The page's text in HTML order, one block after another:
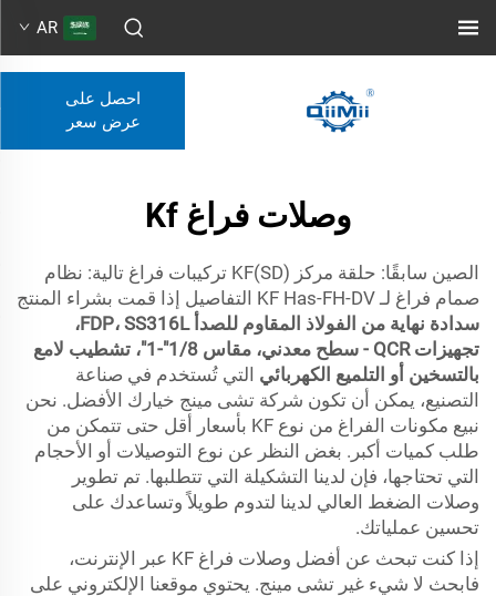
AR
احصل على
عرض سعر
وصلات فراغ Kf
الصين سابقًا: حلقة مركز KF(SD) تركيبات فراغ تالية: نظام
صمام فراغ لـ KF Has-FH-DV التفاصيل إذا قمت بشراء المنتج
سدادة نهاية من الفولاذ المقاوم للصدأ FDP، SS316L،
تجهيزات QCR - سطح معدني، مقاس 1/8"-1"، تشطيب لامع
بالتسخين أو التلميع الكهربائي التي تُستخدم في صناعة
التصنيع، يمكن أن تكون شركة تشى مينج خيارك الأفضل. نحن
نبيع مكونات الفراغ من نوع KF بأسعار أقل حتى تتمكن من
طلب كميات أكبر. بغض النظر عن نوع التوصيلات أو الأحجام
التي تحتاجها، فإن لدينا التشكيلة التي تتطلبها. تم تطوير
وصلات الضغط العالي لدينا لتدوم طويلاً وتساعدك على
تحسين عملياتك.
إذا كنت تبحث عن أفضل وصلات فراغ KF عبر الإنترنت،
فابحث لا شيء غير تشى مينج. يحتوي موقعنا الإلكتروني على